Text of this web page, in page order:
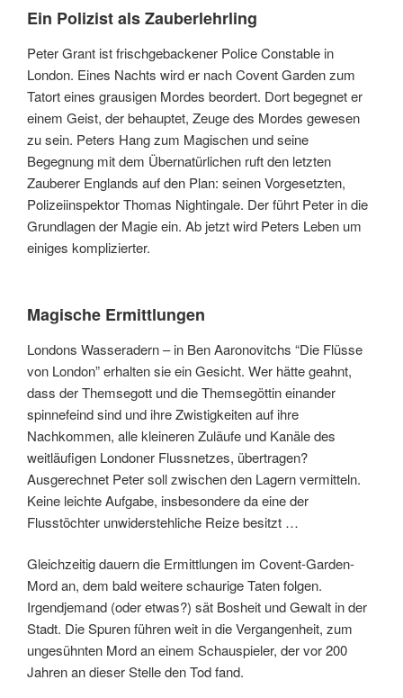
Ein Polizist als Zauberlehrling
Peter Grant ist frischgebackener Police Constable in
London. Eines Nachts wird er nach Covent Garden zum
Tatort eines grausigen Mordes beordert. Dort begegnet er
einem Geist, der behauptet, Zeuge des Mordes gewesen
zu sein. Peters Hang zum Magischen und seine
Begegnung mit dem Übernatürlichen ruft den letzten
Zauberer Englands auf den Plan: seinen Vorgesetzten,
Polizeiinspektor Thomas Nightingale. Der führt Peter in die
Grundlagen der Magie ein. Ab jetzt wird Peters Leben um
einiges komplizierter.
Magische Ermittlungen
Londons Wasseradern – in Ben Aaronovitchs “Die Flüsse
von London” erhalten sie ein Gesicht. Wer hätte geahnt,
dass der Themsegott und die Themsegöttin einander
spinnefeind sind und ihre Zwistigkeiten auf ihre
Nachkommen, alle kleineren Zuläufe und Kanäle des
weitläufigen Londoner Flussnetzes, übertragen?
Ausgerechnet Peter soll zwischen den Lagern vermitteln.
Keine leichte Aufgabe, insbesondere da eine der
Flusstöchter unwiderstehliche Reize besitzt …
Gleichzeitig dauern die Ermittlungen im Covent-Garden-
Mord an, dem bald weitere schaurige Taten folgen.
Irgendjemand (oder etwas?) sät Bosheit und Gewalt in der
Stadt. Die Spuren führen weit in die Vergangenheit, zum
ungesühnten Mord an einem Schauspieler, der vor 200
Jahren an dieser Stelle den Tod fand.